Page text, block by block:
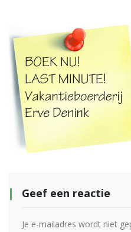
Geef een reactie
Je e-mailadres wordt niet